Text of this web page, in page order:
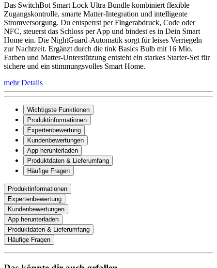
Das SwitchBot Smart Lock Ultra Bundle kombiniert flexible
Zugangskontrolle, smarte Matter-Integration und intelligente
Stromversorgung. Du entsperrst per Fingerabdruck, Code oder
NFC, steuerst das Schloss per App und bindest es in Dein Smart
Home ein. Die NightGuard-Automatik sorgt für leises Verriegeln
zur Nachtzeit. Ergänzt durch die tink Basics Bulb mit 16 Mio.
Farben und Matter-Unterstützung entsteht ein starkes Starter-Set für
sichere und ein stimmungsvolles Smart Home.
mehr Details
Wichtigste Funktionen
Produktinformationen
Expertenbewertung
Kundenbewertungen
App herunterladen
Produktdaten & Lieferumfang
Häufige Fragen
Produktinformationen
Expertenbewertung
Kundenbewertungen
App herunterladen
Produktdaten & Lieferumfang
Häufige Fragen